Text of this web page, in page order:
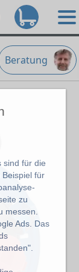
sind für die
für
zu
messen.
Ads. Das
Beratung
" />